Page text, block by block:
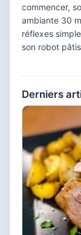
commencer,
ambiante 30
réflexes
son robot
Derniers